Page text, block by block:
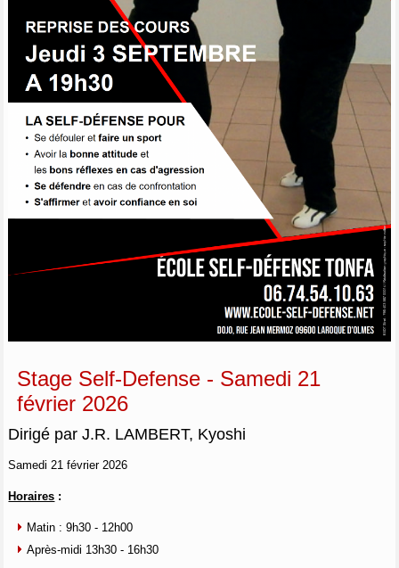
Stage Self-Defense - Samedi 21
février 2026
Dirigé par J.R. LAMBERT, Kyoshi
Samedi 21 février 2026
Horaires :
Matin : 9h30 - 12h00
Après-midi 13h30 - 16h30